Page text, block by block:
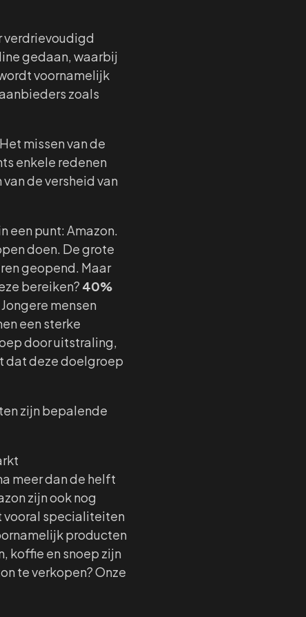
verdrievoudigd
gedaan, waarbij
voornamelijk
zoals
missen van de
enkele redenen
de versheid van
een punt: Amazon.
doen. De grote
geopend. Maar
bereiken? 40%
Jongere mensen
een sterke
door uitstraling,
dat deze doelgroep
zijn bepalende
meer dan de helft
zijn ook nog
vooral specialiteiten
producten
koffie en snoep zijn
te verkopen? Onze